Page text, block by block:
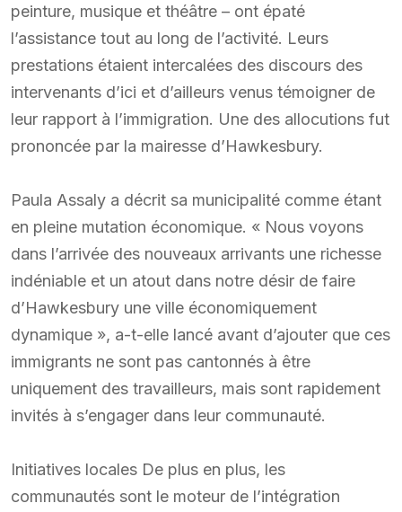
peinture, musique et théâtre – ont épaté
l’assistance tout au long de l’activité. Leurs
prestations étaient intercalées des discours des
intervenants d’ici et d’ailleurs venus témoigner de
leur rapport à l’immigration. Une des allocutions fut
prononcée par la mairesse d’Hawkesbury.
Paula Assaly a décrit sa municipalité comme étant
en pleine mutation économique. « Nous voyons
dans l’arrivée des nouveaux arrivants une richesse
indéniable et un atout dans notre désir de faire
d’Hawkesbury une ville économiquement
dynamique », a-t-elle lancé avant d’ajouter que ces
immigrants ne sont pas cantonnés à être
uniquement des travailleurs, mais sont rapidement
invités à s’engager dans leur communauté.
Initiatives locales De plus en plus, les
communautés sont le moteur de l’intégration